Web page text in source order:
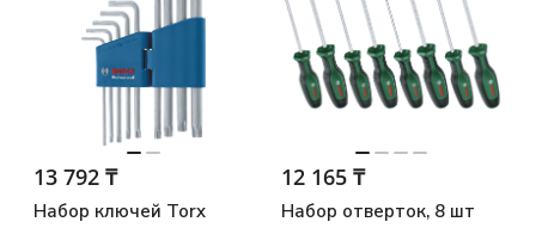
13 792 ₸
Набор ключей Torx
12 165 ₸
Набор отверток, 8 шт